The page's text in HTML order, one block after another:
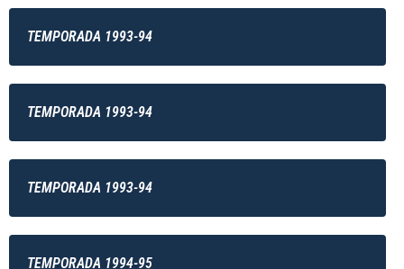
TEMPORADA 1993-94
TEMPORADA 1993-94
TEMPORADA 1993-94
TEMPORADA 1994-95